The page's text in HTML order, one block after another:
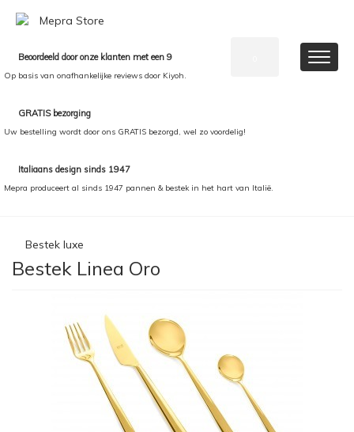
Beoordeeld door onze klanten met een 9
Op basis van onafhankelijke reviews door Kiyoh.
GRATIS bezorging
Uw bestelling wordt door ons GRATIS bezorgd, wel zo voordelig!
Italiaans design sinds 1947
Mepra produceert al sinds 1947 pannen & bestek in het hart van Italië.
Bestek luxe
Bestek Linea Oro